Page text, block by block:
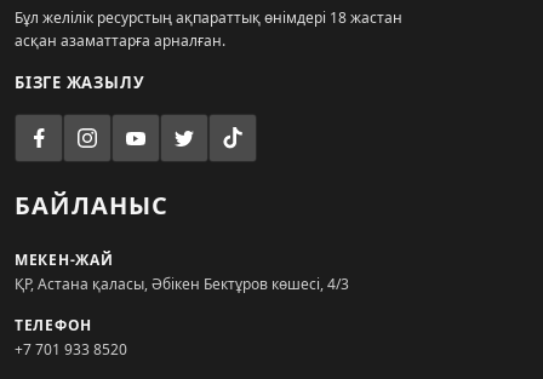
Бұл желілік ресурстың ақпараттық өнімдері 18 жастан
асқан азаматтарға арналған.
БІЗГЕ ЖАЗЫЛУ
БАЙЛАНЫС
МЕКЕН-ЖАЙ
ҚР, Астана қаласы, Әбікен Бектұров көшесі, 4/3
ТЕЛЕФОН
+7 701 933 8520